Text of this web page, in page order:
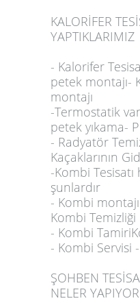
KALORİFER
YAPTIKLARIMIZ
- Kalorifer
petek montajı-
montajı
-Termostatik
petek yıkama-
- Radyatör
Kaçaklarının
-Kombi
şunlardır
- Kombi
Kombi Temizliği
- Kombi
- Kombi Servisi
ŞOHBEN
NELER